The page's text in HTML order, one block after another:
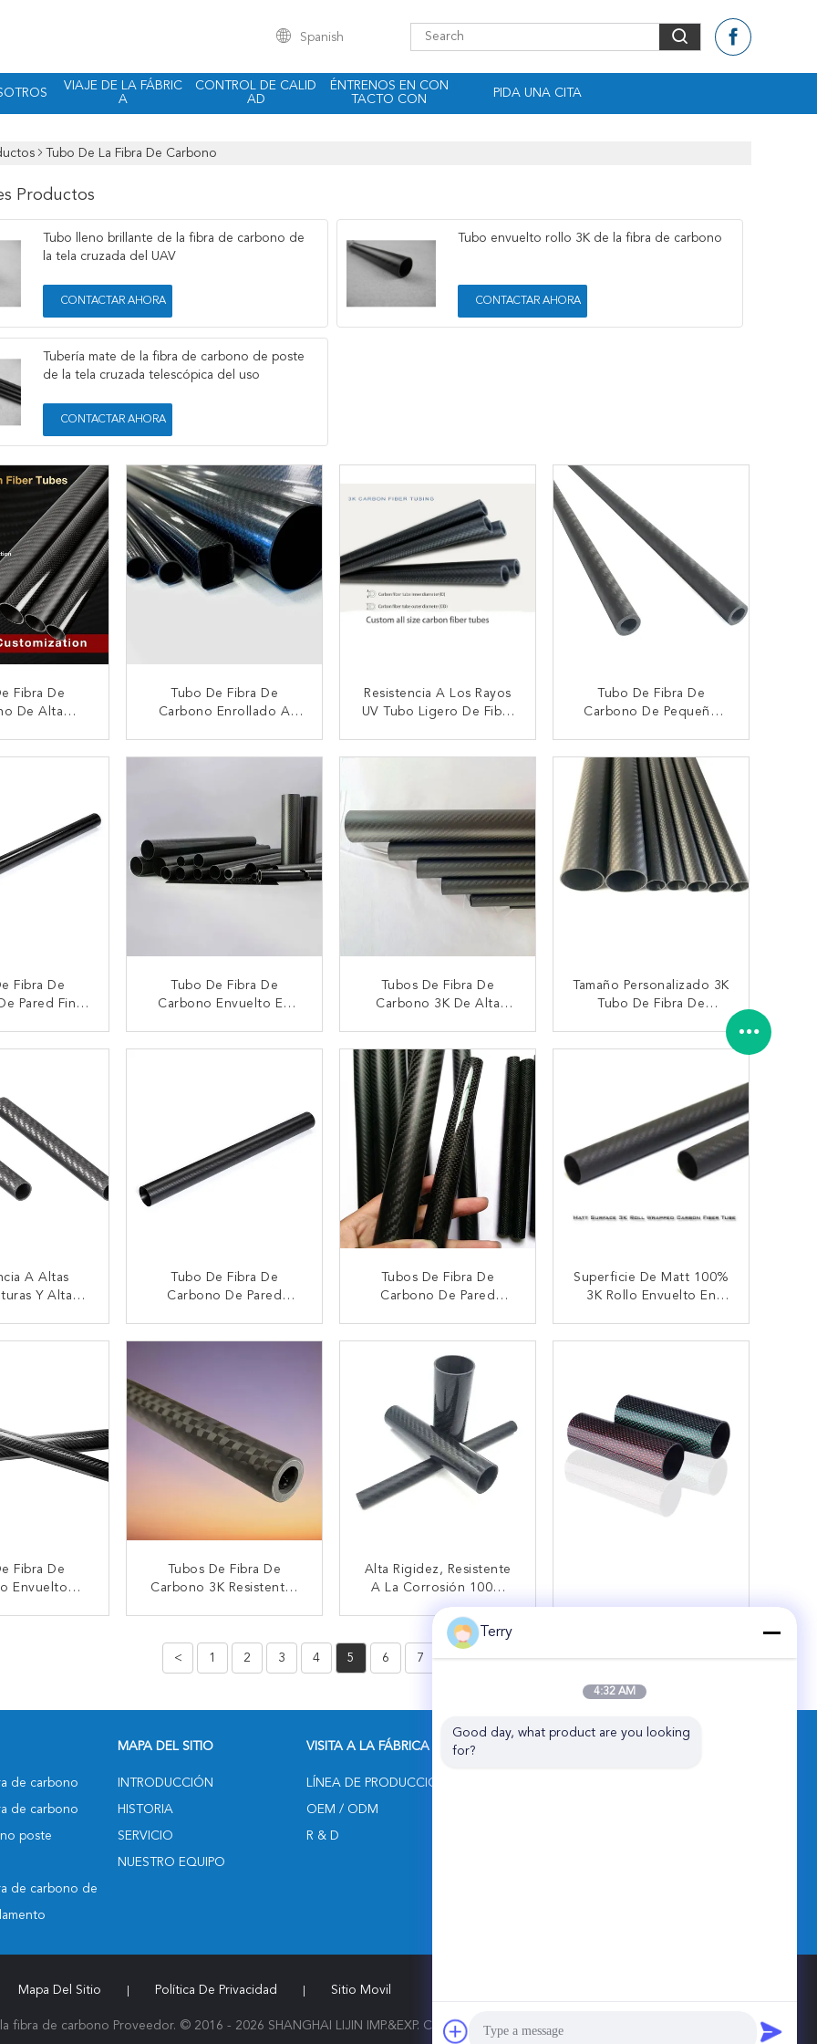
Spanish
VIAJE DE LA FÁBRIC
A
CONTROL DE CALID
AD
ÉNTRENOS EN CON
TACTO CON
PIDA UNA CITA
Tubo De La Fibra De Carbono
Productos
Tubo lleno brillante de la fibra de carbono de
la tela cruzada del UAV
CONTACTAR AHORA
Tubo envuelto rollo 3K de la fibra de carbono
CONTACTAR AHORA
Tubería mate de la fibra de carbono de poste
de la tela cruzada telescópica del uso
CONTACTAR AHORA
Fibra De
De Alta
AHORA
Tubo De Fibra De
Carbono Enrollado A
CONTACTAR AHORA
Resistencia A Los Rayos
UV Tubo Ligero De Fibra
CONTACTAR AHORA
Tubo De Fibra De
Carbono De Pequeño
Personalizados Para
Aplicaciones Industriales
Y Aeroespaciales
CONTACTAR AHORA
Fibra De
Pared Fina
AHORA
Tubo De Fibra De
Carbono Envuelto En
CONTACTAR AHORA
Tubos De Fibra De
Carbono 3K De Alta
CONTACTAR AHORA
Tamaño Personalizado 3K
Tubo De Fibra De
CONTACTAR AHORA
A Altas
Y Alta
AHORA
Tubo De Fibra De
Carbono De Pared
CONTACTAR AHORA
Tubos De Fibra De
Carbono De Pared
Aplicaciones Exigentes
CONTACTAR AHORA
Superficie De Matt 100%
3K Rollo Envuelto En
CONTACTAR AHORA
Fibra De
Envuelto
Tubos De Fibra De
Carbono 3K Resistentes
Con Todos Los Tamaños
Disponibles
Alta Rigidez, Resistente
A La Corrosión 100%
Tubo De Fibra De
Carbono 3K Fuerte,
Ligero
CONTACTAR AHORA
< 1 2 3 4 5 6 7 8 >
de carbono
de carbono
poste
de carbono de
MAPA DEL SITIO
INTRODUCCIÓN
HISTORIA
SERVICIO
NUESTRO EQUIPO
VISITA A LA FÁBRICA
LÍNEA DE PRODUCCIÓN
OEM / ODM
R & D
Mapa Del Sitio Política De Privacidad Sitio Movil
fibra de carbono Proveedor. © 2016 - 2026 SHANGHAI LIJIN IMP.&EXP. CO.,LTD. All Rights Reserved.
Terry
4:32 AM
Good day, what product are you looking
for?